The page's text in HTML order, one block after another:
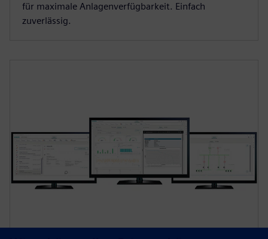
für maximale Anlagenverfügbarkeit. Einfach
zuverlässig.